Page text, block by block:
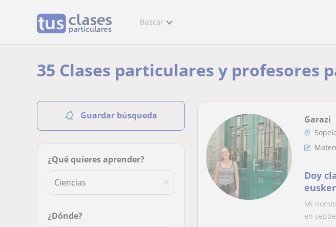
Buscar
35 Clases particulares y profesores
Guardar búsqueda
¿Qué quieres aprender?
¿Dónde?
Garazi
Doy
Mi
en